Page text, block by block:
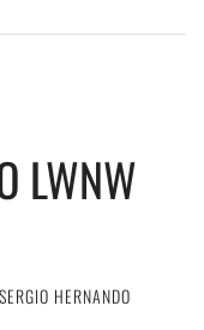
LWNW
SERGIO HERNANDO